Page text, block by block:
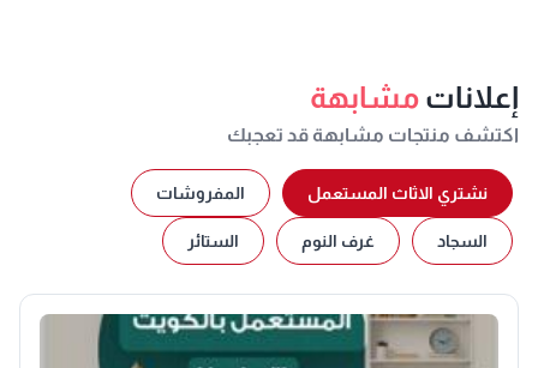
إعلانات مشابهة
اكتشف منتجات مشابهة قد تعجبك
نشتري الاثاث المستعمل المفروشات
السجاد غرف النوم الستائر